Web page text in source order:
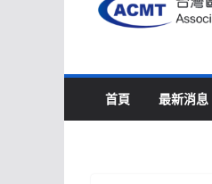
首頁 最新消息